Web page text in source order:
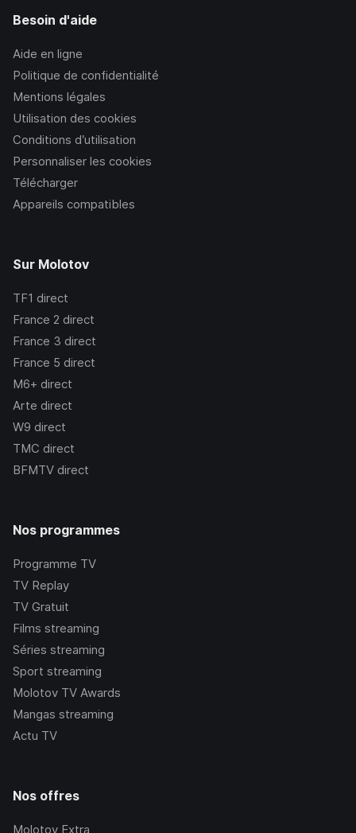
Besoin d'aide
Aide en ligne
Politique de confidentialité
Mentions légales
Utilisation des cookies
Conditions d’utilisation
Personnaliser les cookies
Télécharger
Appareils compatibles
Sur Molotov
TF1 direct
France 2 direct
France 3 direct
France 5 direct
M6+ direct
Arte direct
W9 direct
TMC direct
BFMTV direct
Nos programmes
Programme TV
TV Replay
TV Gratuit
Films streaming
Séries streaming
Sport streaming
Molotov TV Awards
Mangas streaming
Actu TV
Nos offres
Molotov Extra